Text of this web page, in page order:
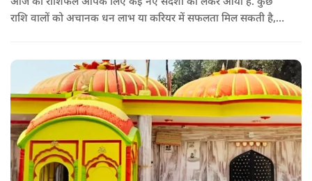
राशि वालों को अचानक धन लाभ या करियर में सफलता मिल सकती है,
सकता है.